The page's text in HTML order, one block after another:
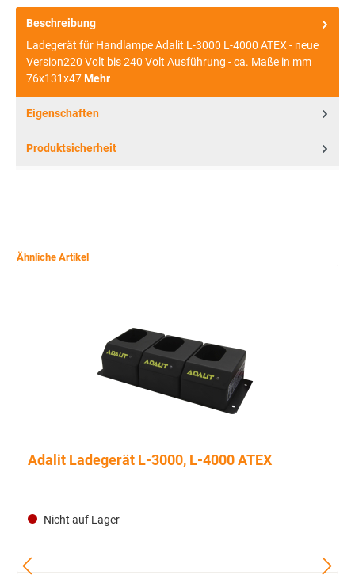
Beschreibung
Ladegerät für Handlampe Adalit L-3000 L-4000 ATEX - neue
Version220 Volt bis 240 Volt Ausführung - ca. Maße in mm
76x131x47Mehr
Eigenschaften
Produktsicherheit
Ähnliche Artikel
Adalit Ladegerät L-3000, L-4000 ATEX
Nicht auf Lager